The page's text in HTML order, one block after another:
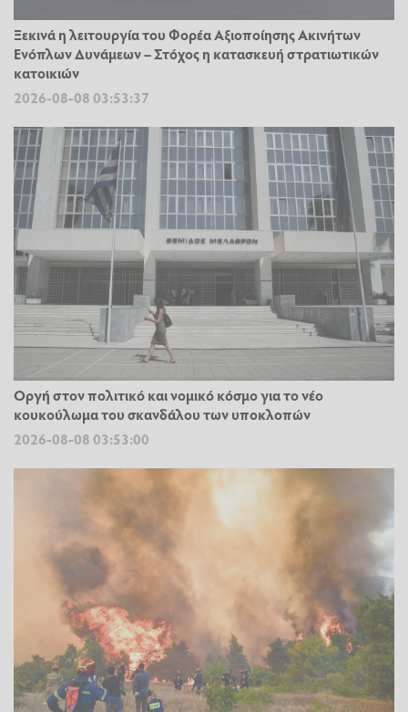
Ξεκινά η λειτουργία του Φορέα Αξιοποίησης Ακινήτων
Ενόπλων Δυνάμεων – Στόχος η κατασκευή στρατιωτικών
κατοικιών
2026-08-08 03:53:37
Οργή στον πολιτικό και νομικό κόσμο για το νέο
κουκούλωμα του σκανδάλου των υποκλοπών
2026-08-08 03:53:00